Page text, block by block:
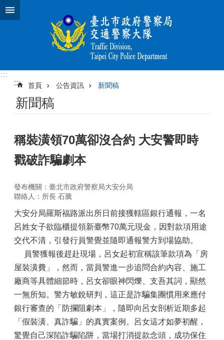
跳到主要內容區塊
:::
:::
首頁 公告資訊 新聞稿
新聞稿
稱裝潢領70萬卻沒合約 大安警即時
戳破詐騙劇本
發布機關：臺北市政府警察局大安分局
聯絡人：所長 石騰
大安分局羅斯福路派出所日前接獲轄區銀行通報，一名
呂姓女子欲臨櫃提領新臺幣70萬元現金，因對款項用途
交代不清，引發行員警覺並隨即通報警方到場協助。
員警獲報後趕赴現場，呂女起初宣稱該筆款項為「房
屋裝潢費」，然而，當員警進一步追問合約內容、施工
廠商等具體細節時，呂女卻眼神閃爍、支吾其詞，顯然
一無所知。警方敏銳研判，這正是詐騙集團慣用來應付
銀行審查的「防攔阻劇本」，隨即向呂女剖析近期多起
「假裝潢、真詐騙」的真實案例。呂女這才如夢初醒，
驚覺自己深陷詐騙陷阱，當場打消提款念頭，成功保住